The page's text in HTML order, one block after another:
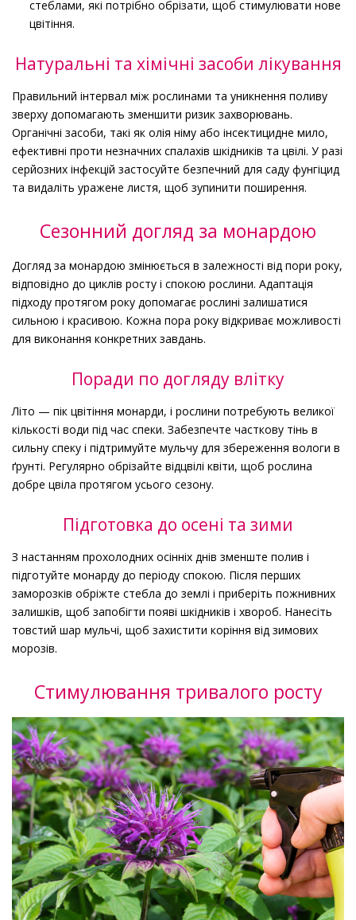
стеблами, які потрібно обрізати, щоб стимулювати нове
цвітіння.
Натуральні та хімічні засоби лікування
Правильний інтервал між рослинами та уникнення поливу
зверху допомагають зменшити ризик захворювань.
Органічні засоби, такі як олія німу або інсектицидне мило,
ефективні проти незначних спалахів шкідників та цвілі. У разі
серйозних інфекцій застосуйте безпечний для саду фунгіцид
та видаліть уражене листя, щоб зупинити поширення.
Сезонний догляд за монардою
Догляд за монардою змінюється в залежності від пори року,
відповідно до циклів росту і спокою рослини. Адаптація
підходу протягом року допомагає рослині залишатися
сильною і красивою. Кожна пора року відкриває можливості
для виконання конкретних завдань.
Поради по догляду влітку
Літо — пік цвітіння монарди, і рослини потребують великої
кількості води під час спеки. Забезпечте часткову тінь в
сильну спеку і підтримуйте мульчу для збереження вологи в
ґрунті. Регулярно обрізайте відцвілі квіти, щоб рослина
добре цвіла протягом усього сезону.
Підготовка до осені та зими
З настанням прохолодних осінніх днів зменште полив і
підготуйте монарду до періоду спокою. Після перших
заморозків обріжте стебла до землі і приберіть пожнивних
залишків, щоб запобігти появі шкідників і хвороб. Нанесіть
товстий шар мульчі, щоб захистити коріння від зимових
морозів.
Стимулювання тривалого росту